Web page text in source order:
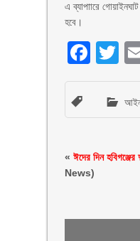
এ ব্যাপাারে
হবে।
«ঈদের দিন
News)